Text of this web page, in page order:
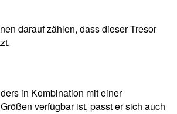
darauf zählen, dass dieser Tresor
in Kombination mit einer
verfügbar ist, passt er sich auch